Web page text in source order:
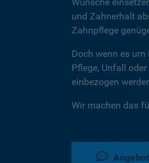
und Zahnerhalt
Zahnpflege
Doch wenn es
Pflege, Unfall
einbezogen
Wir machen das